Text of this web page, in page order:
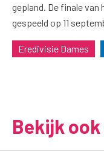
gepland. De finale van
gespeeld op 11
Eredivisie Dames
Bekijk ook